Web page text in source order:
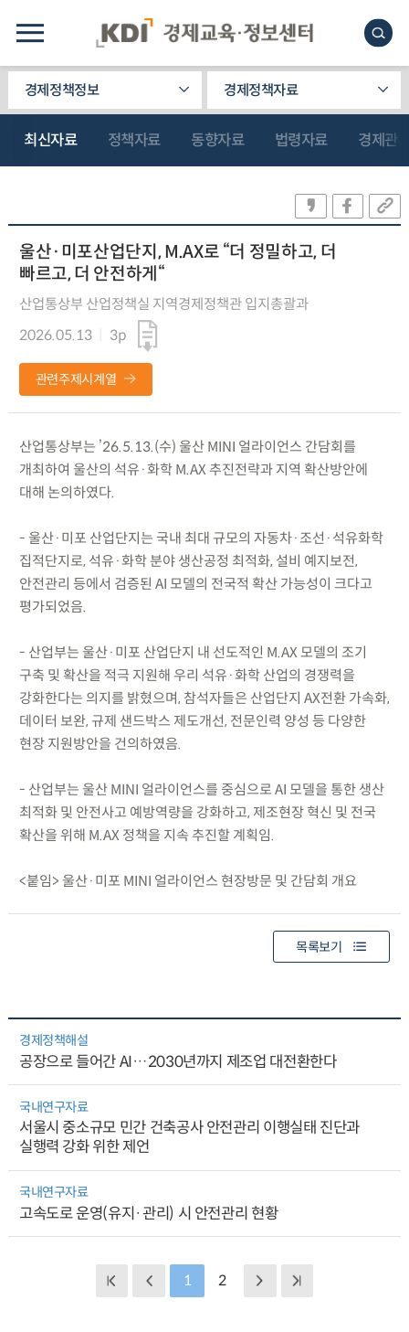
경제정책정보 경제정책자료
최신자료 정책자료 동향자료 법령자료 경제관
울산·미포산업단지, M.AX로 “더 정밀하고, 더
빠르고, 더 안전하게“
산업통상부 산업정책실 지역경제정책관 입지총괄과
2026.05.13
3p
관련주제시계열
산업통상부는 ’26.5.13.(수) 울산 MINI 얼라이언스 간담회를
개최하여 울산의 석유·화학 M.AX 추진전략과 지역 확산방안에
대해 논의하였다.
- 울산·미포 산업단지는 국내 최대 규모의 자동차·조선·석유화학
집적단지로, 석유·화학 분야 생산공정 최적화, 설비 예지보전,
안전관리 등에서 검증된 AI 모델의 전국적 확산 가능성이 크다고
평가되었음.
- 산업부는 울산·미포 산업단지 내 선도적인 M.AX 모델의 조기
구축 및 확산을 적극 지원해 우리 석유·화학 산업의 경쟁력을
강화한다는 의지를 밝혔으며, 참석자들은 산업단지 AX전환 가속화,
데이터 보완, 규제 샌드박스 제도개선, 전문인력 양성 등 다양한
현장 지원방안을 건의하였음.
- 산업부는 울산 MINI 얼라이언스를 중심으로 AI 모델을 통한 생산
최적화 및 안전사고 예방역량을 강화하고, 제조현장 혁신 및 전국
확산을 위해 M.AX 정책을 지속 추진할 계획임.
<붙임> 울산·미포 MINI 얼라이언스 현장방문 및 간담회 개요
목록보기
경제정책해설
공장으로 들어간 AI…2030년까지 제조업 대전환한다
국내연구자료
서울시 중소규모 민간 건축공사 안전관리 이행실태 진단과
실행력 강화 위한 제언
국내연구자료
고속도로 운영(유지·관리) 시 안전관리 현황
1 2